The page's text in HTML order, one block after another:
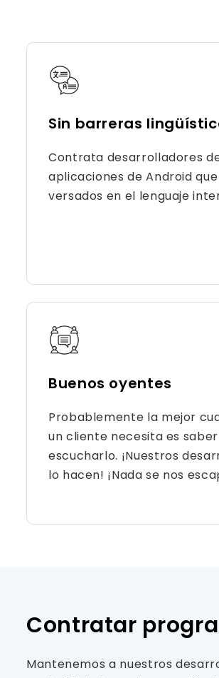
Sin barreras
Contrata desarrolladores
aplicaciones de Android
versados ​​en el lenguaje
Buenos oyentes
Probablemente la mejor
un cliente necesita es saber
escucharlo. ¡Nuestros
lo hacen! ¡Nada se nos
Contratar
Mantenemos a nuestros